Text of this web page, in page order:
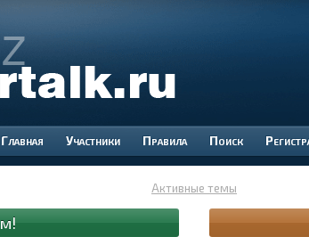
Участники Правила Поиск
Активные темы